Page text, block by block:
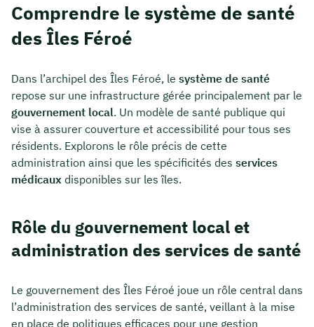
Comprendre le système de santé
des Îles Féroé
Dans l’archipel des Îles Féroé, le système de santé
repose sur une infrastructure gérée principalement par le
gouvernement local. Un modèle de santé publique qui
vise à assurer couverture et accessibilité pour tous ses
résidents. Explorons le rôle précis de cette
administration ainsi que les spécificités des services
médicaux disponibles sur les îles.
Rôle du gouvernement local et
administration des services de santé
Le gouvernement des Îles Féroé joue un rôle central dans
l’administration des services de santé, veillant à la mise
en place de politiques efficaces pour une gestion